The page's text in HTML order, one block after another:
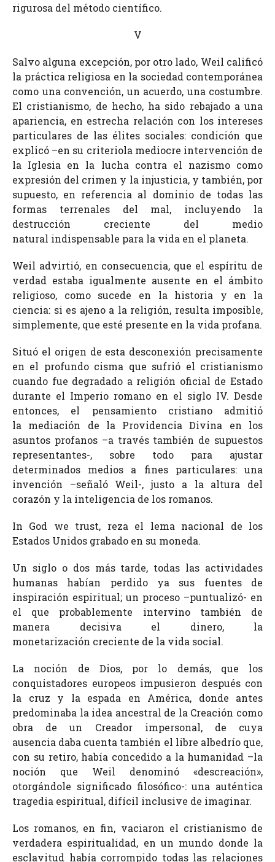
rigurosa del método científico.
V
Salvo alguna excepción, por otro lado, Weil calificó
la práctica religiosa en la sociedad contemporánea
como una convención, un acuerdo, una costumbre.
El cristianismo, de hecho, ha sido rebajado a una
apariencia, en estrecha relación con los intereses
particulares de las élites sociales: condición que
explicó –en su criteriola mediocre intervención de
la Iglesia en la lucha contra el nazismo como
expresión del crimen y la injusticia, y también, por
supuesto, en referencia al dominio de todas las
formas terrenales del mal, incluyendo la
destrucción creciente del medio
natural indispensable para la vida en el planeta.
Weil advirtió, en consecuencia, que el espíritu de
verdad estaba igualmente ausente en el ámbito
religioso, como sucede en la historia y en la
ciencia: si es ajeno a la religión, resulta imposible,
simplemente, que esté presente en la vida profana.
Situó el origen de esta desconexión precisamente
en el profundo cisma que sufrió el cristianismo
cuando fue degradado a religión oficial de Estado
durante el Imperio romano en el siglo IV. Desde
entonces, el pensamiento cristiano admitió
la mediación de la Providencia Divina en los
asuntos profanos –a través también de supuestos
representantes-, sobre todo para ajustar
determinados medios a fines particulares: una
invención –señaló Weil-, justo a la altura del
corazón y la inteligencia de los romanos.
In God we trust, reza el lema nacional de los
Estados Unidos grabado en su moneda.
Un siglo o dos más tarde, todas las actividades
humanas habían perdido ya sus fuentes de
inspiración espiritual; un proceso –puntualizó- en
el que probablemente intervino también de
manera decisiva el dinero, la
monetarización creciente de la vida social.
La noción de Dios, por lo demás, que los
conquistadores europeos impusieron después con
la cruz y la espada en América, donde antes
predominaba la idea ancestral de la Creación como
obra de un Creador impersonal, de cuya
ausencia daba cuenta también el libre albedrío que,
con su retiro, había concedido a la humanidad –la
noción que Weil denominó «descreación»,
otorgándole significado filosófico-: una auténtica
tragedia espiritual, difícil inclusive de imaginar.
Los romanos, en fin, vaciaron el cristianismo de
verdadera espiritualidad, en un mundo donde la
esclavitud había corrompido todas las relaciones